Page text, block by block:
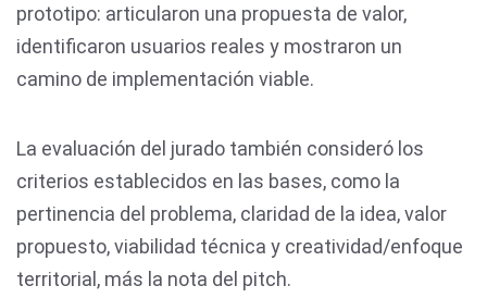
prototipo: articularon una propuesta de valor,
identificaron usuarios reales y mostraron un
camino de implementación viable.
La evaluación del jurado también consideró los
criterios establecidos en las bases, como la
pertinencia del problema, claridad de la idea, valor
propuesto, viabilidad técnica y creatividad/enfoque
territorial, más la nota del pitch.